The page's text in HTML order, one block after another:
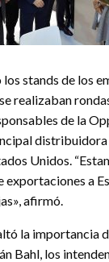
stands de los
realizaban
de la
Unidos.
exportaciones a
afirmó.
la importancia
Bahl, los